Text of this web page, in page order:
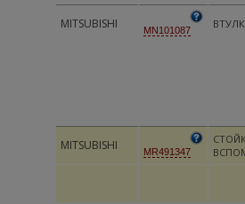
MITSUBISHI MN101087
MITSUBISHI MR491347